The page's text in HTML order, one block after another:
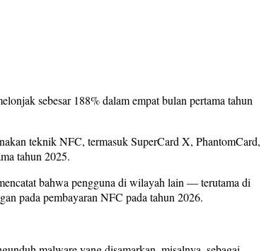
sebesar 188% dalam empat bulan pertama tahun
teknik NFC, termasuk SuperCard X, PhantomCard,
tahun 2025.
bahwa pengguna di wilayah lain — terutama di
pada pembayaran NFC pada tahun 2026.